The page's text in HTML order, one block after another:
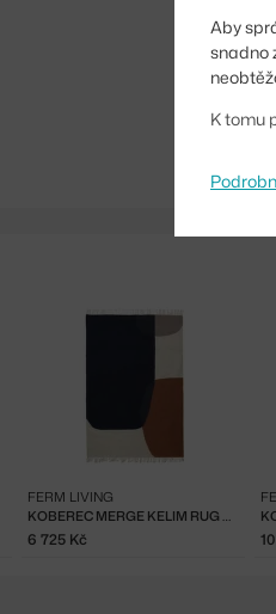
KOBEREC MERGE KELIM RUG M, DARK BLUE
FERM LIVING
6 725 Kč
Aby
snadno
K tomu